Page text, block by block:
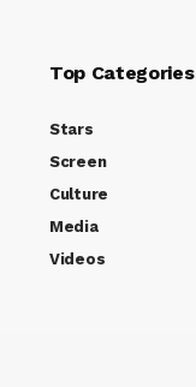
Top Categories
Stars
Screen
Culture
Media
Videos